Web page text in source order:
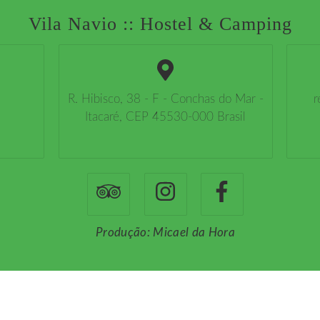
Vila Navio :: Hostel & Camping
R. Hibisco, 38 - F - Conchas do Mar -
Itacaré, CEP 45530-000 Brasil
Produção: Micael da Hora